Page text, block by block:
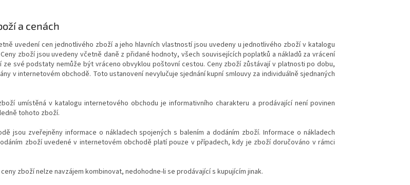
a cenách
uvedení cen jednotlivého zboží a jeho hlavních vlastností jsou uvedeny u jednotlivého zboží v katalogu
zboží jsou uvedeny včetně daně z přidané hodnoty, všech souvisejících poplatků a nákladů za vrácení
své podstaty nemůže být vráceno obvyklou poštovní cestou. Ceny zboží zůstávají v platnosti po dobu,
v internetovém obchodě. Toto ustanovení nevylučuje sjednání kupní smlouvy za individuálně sjednaných
umístěná v katalogu internetového obchodu je informativního charakteru a prodávající není povinen
tohoto zboží.
jsou zveřejněny informace o nákladech spojených s balením a dodáním zboží. Informace o nákladech
zboží uvedené v internetovém obchodě platí pouze v případech, kdy je zboží doručováno v rámci
zboží nelze navzájem kombinovat, nedohodne-li se prodávající s kupujícím jinak.